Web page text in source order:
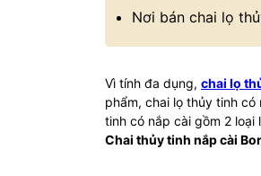
Nơi bán chai lọ
Vì tính đa dụng, chai lọ
phẩm, chai lọ thủy tinh
tinh có nắp cài gồm 2 loại
Chai thủy tinh nắp cài